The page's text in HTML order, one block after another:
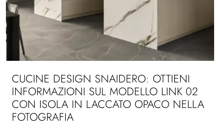
CUCINE DESIGN SNAIDERO: OTTIENI
INFORMAZIONI SUL MODELLO LINK 02
CON ISOLA IN LACCATO OPACO NELLA
FOTOGRAFIA